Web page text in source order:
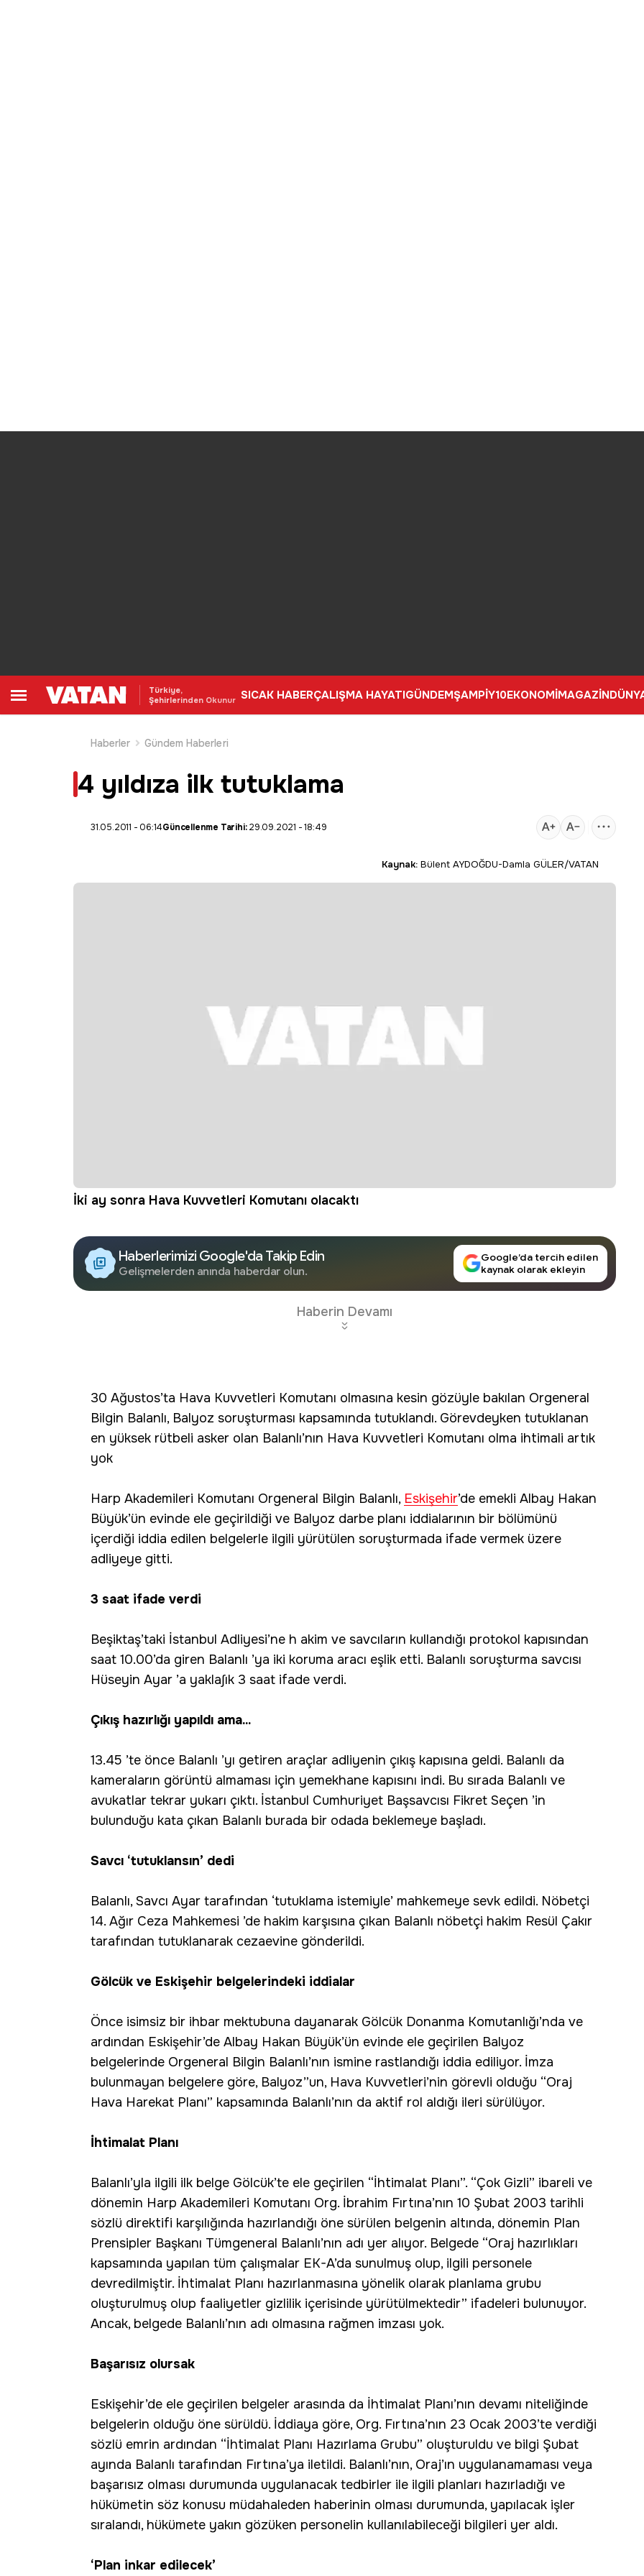
Türkiye,
Şehirlerinden Okunur SICAK HABERÇALIŞMA HAYATIGÜNDEMŞAMPİY10EKONOMİMAGAZİN
Haberler
Gündem Haberleri
4 yıldıza ilk tutuklama
31.05.2011 - 06:14Güncellenme Tarihi:29.09.2021 - 18:49
Kaynak: Bülent AYDOĞDU-Damla GÜLER/VATAN
İki ay sonra Hava Kuvvetleri Komutanı olacaktı
Haberlerimizi Google'da Takip Edin
Gelişmelerden anında haberdar olun.
Google’da tercih edilen
kaynak olarak ekleyin
Haberin Devamı
30 Ağustos’ta Hava Kuvvetleri Komutanı olmasına kesin gözüyle bakılan Orgeneral
Bilgin Balanlı, Balyoz soruşturması kapsamında tutuklandı. Görevdeyken tutuklanan
en yüksek rütbeli asker olan Balanlı’nın Hava Kuvvetleri Komutanı olma ihtimali artık
yok
Harp Akademileri Komutanı Orgeneral Bilgin Balanlı, Eskişehir’de emekli Albay Hakan
Büyük’ün evinde ele geçirildiği ve Balyoz darbe planı iddialarının bir bölümünü
içerdiği iddia edilen belgelerle ilgili yürütülen soruşturmada ifade vermek üzere
adliyeye gitti.
3 saat ifade verdi
Beşiktaş’taki İstanbul Adliyesi’ne h akim ve savcıların kullandığı protokol kapısından
saat 10.00’da giren Balanlı ’ya iki koruma aracı eşlik etti. Balanlı soruşturma savcısı
Hüseyin Ayar ’a yakla∫ık 3 saat ifade verdi.
Çıkış hazırlığı yapıldı ama...
13.45 ’te önce Balanlı ’yı getiren araçlar adliyenin çıkış kapısına geldi. Balanlı da
kameraların görüntü almaması için yemekhane kapısını indi. Bu sırada Balanlı ve
avukatlar tekrar yukarı çıktı. İstanbul Cumhuriyet Başsavcısı Fikret Seçen ’in
bulunduğu kata çıkan Balanlı burada bir odada beklemeye başladı.
Savcı ‘tutuklansın’ dedi
Balanlı, Savcı Ayar tarafından ‘tutuklama istemiyle’ mahkemeye sevk edildi. Nöbetçi
14. Ağır Ceza Mahkemesi ’de hakim karşısına çıkan Balanlı nöbetçi hakim Resül Çakır
tarafından tutuklanarak cezaevine gönderildi.
Gölcük ve Eskişehir belgelerindeki iddialar
Önce isimsiz bir ihbar mektubuna dayanarak Gölcük Donanma Komutanlığı’nda ve
ardından Eskişehir’de Albay Hakan Büyük’ün evinde ele geçirilen Balyoz
belgelerinde Orgeneral Bilgin Balanlı’nın ismine rastlandığı iddia ediliyor. İmza
bulunmayan belgelere göre, Balyoz”un, Hava Kuvvetleri’nin görevli olduğu “Oraj
Hava Harekat Planı” kapsamında Balanlı’nın da aktif rol aldığı ileri sürülüyor.
İhtimalat Planı
Balanlı’yla ilgili ilk belge Gölcük’te ele geçirilen “İhtimalat Planı”. “Çok Gizli” ibareli ve
dönemin Harp Akademileri Komutanı Org. İbrahim Fırtına’nın 10 Şubat 2003 tarihli
sözlü direktifi karşılığında hazırlandığı öne sürülen belgenin altında, dönemin Plan
Prensipler Başkanı Tümgeneral Balanlı’nın adı yer alıyor. Belgede “Oraj hazırlıkları
kapsamında yapılan tüm çalışmalar EK-A’da sunulmuş olup, ilgili personele
devredilmiştir. İhtimalat Planı hazırlanmasına yönelik olarak planlama grubu
oluşturulmuş olup faaliyetler gizlilik içerisinde yürütülmektedir” ifadeleri bulunuyor.
Ancak, belgede Balanlı’nın adı olmasına rağmen imzası yok.
Başarısız olursak
Eskişehir’de ele geçirilen belgeler arasında da İhtimalat Planı’nın devamı niteliğinde
belgelerin olduğu öne sürüldü. İddiaya göre, Org. Fırtına’nın 23 Ocak 2003’te verdiği
sözlü emrin ardından “İhtimalat Planı Hazırlama Grubu” oluşturuldu ve bilgi Şubat
ayında Balanlı tarafından Fırtına’ya iletildi. Balanlı’nın, Oraj’ın uygulanamaması veya
başarısız olması durumunda uygulanacak tedbirler ile ilgili planları hazırladığı ve
hükümetin söz konusu müdahaleden haberinin olması durumunda, yapılacak işler
sıralandı, hükümete yakın gözüken personelin kullanılabileceği bilgileri yer aldı.
‘Plan inkar edilecek’